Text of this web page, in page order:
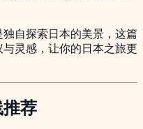
自探索日本的美景，这篇
灵感，让你的日本之旅更
荐